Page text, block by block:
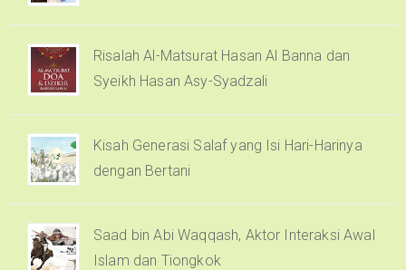
Risalah Al-Matsurat Hasan Al Banna dan
Syeikh Hasan Asy-Syadzali
Kisah Generasi Salaf yang Isi Hari-Harinya
dengan Bertani
Saad bin Abi Waqqash, Aktor Interaksi Awal
Islam dan Tiongkok